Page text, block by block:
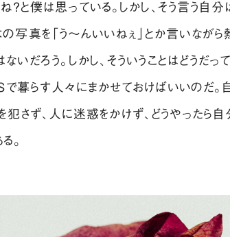
？と僕は思っている。しかし、そう言う自
の写真を「う〜んいいねぇ」とか言いなが
だろう。しかし、そういうことはどうだ
暮らす人々にまかせておけばいいのだ。
犯さず、人に迷惑をかけず、どうやった
。